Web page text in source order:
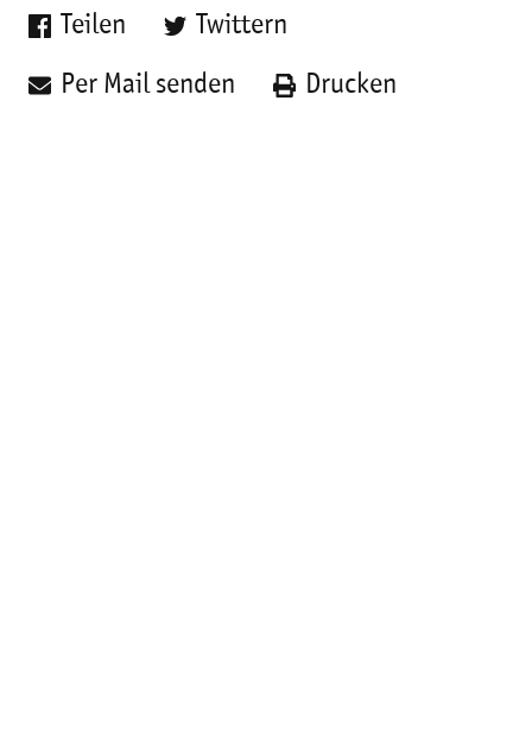
Teilen Twittern
Per Mail senden Drucken